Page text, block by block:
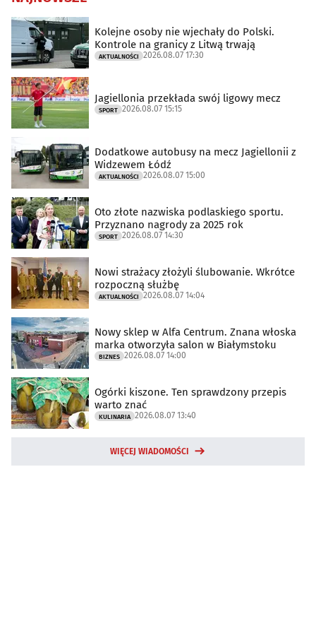
Kolejne osoby nie wjechały do Polski.
Kontrole na granicy z Litwą trwają
AKTUALNOŚCI 2026.08.07 17:30
Jagiellonia przekłada swój ligowy mecz
SPORT 2026.08.07 15:15
Dodatkowe autobusy na mecz Jagiellonii z
Widzewem Łódź
AKTUALNOŚCI 2026.08.07 15:00
Oto złote nazwiska podlaskiego sportu.
Przyznano nagrody za 2025 rok
SPORT 2026.08.07 14:30
Nowi strażacy złożyli ślubowanie. Wkrótce
rozpoczną służbę
AKTUALNOŚCI 2026.08.07 14:04
Nowy sklep w Alfa Centrum. Znana włoska
marka otworzyła salon w Białymstoku
BIZNES 2026.08.07 14:00
Ogórki kiszone. Ten sprawdzony przepis
warto znać
KULINARIA 2026.08.07 13:40
WIĘCEJ WIADOMOŚCI